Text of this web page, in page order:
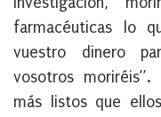
farmacéuticas lo
vuestro dinero
vosotros
más listos que